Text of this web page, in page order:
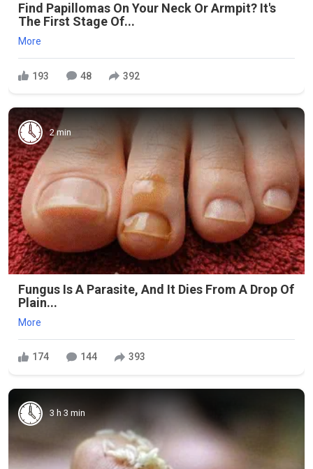
Find Papillomas On Your Neck Or Armpit? It's
The First Stage Of...
More
193 48 392
2 min
Fungus Is A Parasite, And It Dies From A Drop Of
Plain...
More
174 144 393
3 h 3 min